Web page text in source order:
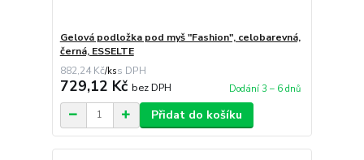
Gelová podložka pod myš "Fashion", celobarevná,
černá, ESSELTE
882,24 Kč/ks
729,12 Kč bez DPH Dodání 3 – 6 dnů
Přidat do košíku